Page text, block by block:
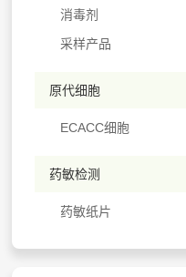
消毒剂
采样产品
原代细胞
ECACC细胞
药敏检测
药敏纸片